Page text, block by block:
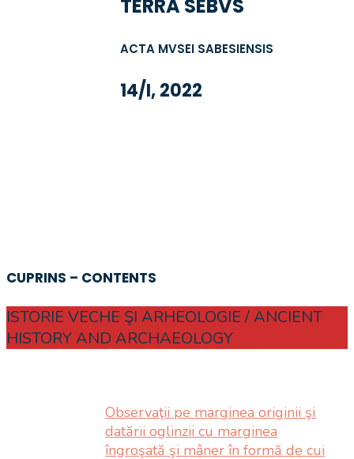
TERRA SEBVS
ACTA MVSEI SABESIENSIS
14/I, 2022
CUPRINS – CONTENTS
ISTORIE VECHE ŞI ARHEOLOGIE / ANCIENT
HISTORY AND ARCHAEOLOGY
Observaţii pe marginea originii şi
datării oglinzii cu marginea
îngroşată şi mâner în formă de cui